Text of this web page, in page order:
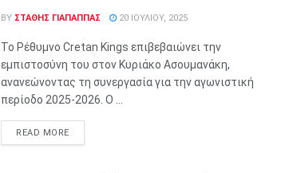
BY ΣΤΑΘΗΣ ΓΊΑΠΑΠΠΑΣ 20 ΙΟΥΛΊΟΥ, 2025
Το Ρέθυμνο Cretan Kings επιβεβαιώνει την
εμπιστοσύνη του στον Κυριάκο Ασουμανάκη,
ανανεώνοντας τη συνεργασία για την αγωνιστική
περίοδο 2025-2026. Ο ...
READ MORE